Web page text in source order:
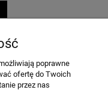
poprawne
ofertę do Twoich
przez nas